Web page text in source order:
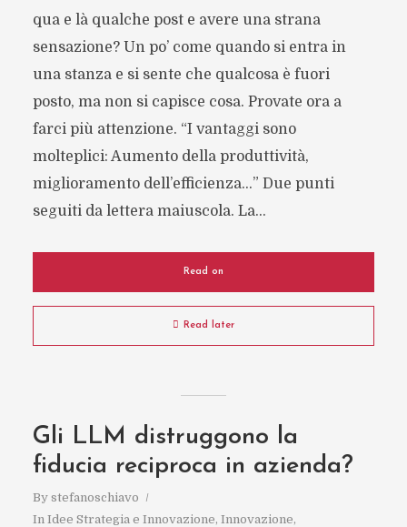
qua e là qualche post e avere una strana
sensazione? Un po’ come quando si entra in
una stanza e si sente che qualcosa è fuori
posto, ma non si capisce cosa. Provate ora a
farci più attenzione. “I vantaggi sono
molteplici: Aumento della produttività,
miglioramento dell’efficienza…” Due punti
seguiti da lettera maiuscola. La...
Read on
Read later
Gli LLM distruggono la
fiducia reciproca in azienda?
By stefanoschiavo
In Idee Strategia e Innovazione, Innovazione,